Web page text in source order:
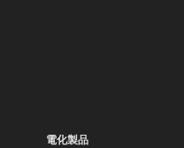
電化製品